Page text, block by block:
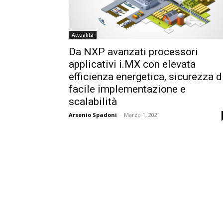
Attualità
Da NXP avanzati processori
applicativi i.MX con elevata
efficienza energetica, sicurezza
facile implementazione e
scalabilità
Arsenio Spadoni - Marzo 1, 2021